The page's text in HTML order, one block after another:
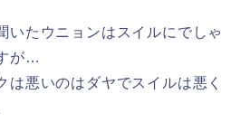
いたウニョンはスイルにでしゃ
が…
は悪いのはダヤでスイルは悪く